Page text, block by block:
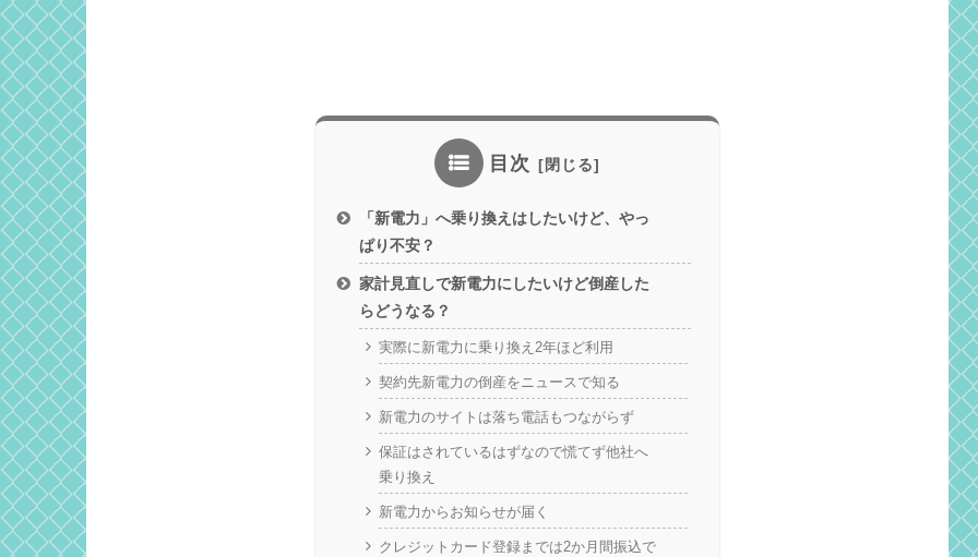
目次
「新電力」へ乗り換えはしたいけど、やっ
ぱり不安？
家計見直しで新電力にしたいけど倒産した
らどうなる？
実際に新電力に乗り換え2年ほど利用
契約先新電力の倒産をニュースで知る
新電力のサイトは落ち電話もつながらず
保証はされているはずなので慌てず他社へ
乗り換え
新電力からお知らせが届く
クレジットカード登録までは2か月間振込で